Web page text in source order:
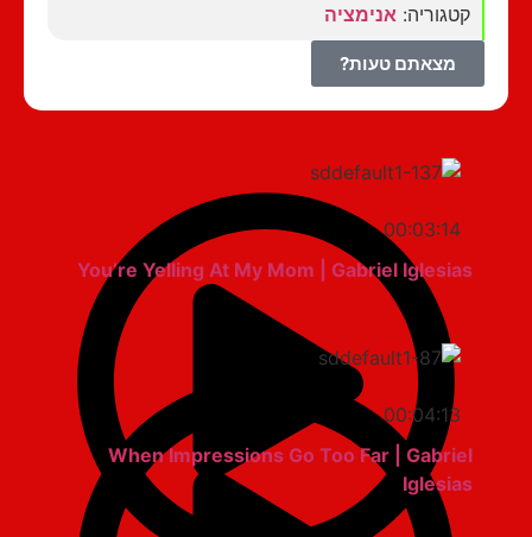
קטגוריה:אנימציה
מצאתם טעות?
00:03:14
You’re Yelling At My Mom | Gabriel Iglesias
00:04:13
When Impressions Go Too Far | Gabriel
Iglesias